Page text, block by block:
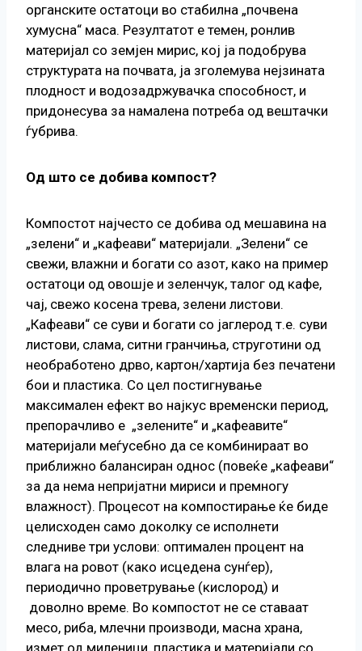
органските остатоци во стабилна „почвена
хумусна“ маса. Резултатот е темен, ронлив
материјал со земјен мирис, кој ја подобрува
структурата на почвата, ја зголемува нејзината
плодност и водозадржувачка способност, и
придонесува за намалена потреба од вештачки
ѓубрива.
Од што се добива компост?
Компостот најчесто се добива од мешавина на
„зелени“ и „кафеави“ материјали. „Зелени“ се
свежи, влажни и богати со азот, како на пример
остатоци од овошје и зеленчук, талог од кафе,
чај, свежо косена трева, зелени листови.
„Кафеави“ се суви и богати со јаглерод т.е. суви
листови, слама, ситни гранчиња, струготини од
необработено дрво, картон/хартија без печатени
бои и пластика. Со цел постигнување
максимален ефект во најкус временски период,
препорачливо е „зелените“ и „кафеавите“
материјали меѓусебно да се комбинираат во
приближно балансиран однос (повеќе „кафеави“
за да нема непријатни мириси и премногу
влажност). Процесот на компостирање ќе биде
целисходен само доколку се исполнети
следниве три услови: оптимален процент на
влага на ровот (како исцедена сунѓер),
периодично проветрување (кислород) и
доволно време. Во компостот не се ставаат
месо, риба, млечни производи, масна храна,
измет од миленици, пластика и материјали со